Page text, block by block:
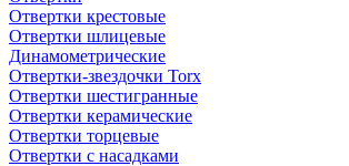
Отвертки крестовые
Отвертки шлицевые
Динамометрические
Отвертки-звездочки Torx
Отвертки шестигранные
Отвертки керамические
Отвертки торцевые
Отвертки с насадками